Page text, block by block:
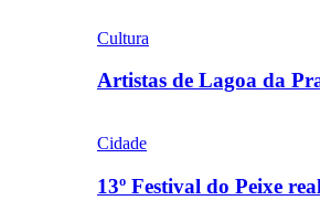
Cultura
Artistas de Lagoa da
Cidade
13º Festival do Peixe